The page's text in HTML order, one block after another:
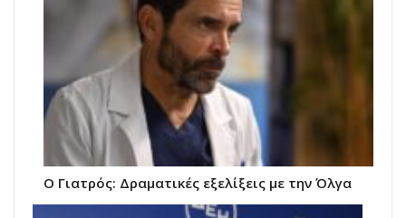
Ο Γιατρός: Δραματικές εξελίξεις με την Όλγα